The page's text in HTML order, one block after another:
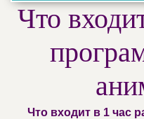
Что
Что входит в 1 час